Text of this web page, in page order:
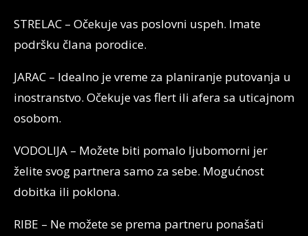
STRELAC – Očekuje vas poslovni uspeh. Imate
podršku člana porodice.
JARAC – Idealno je vreme za planiranje putovanja u
inostranstvo. Očekuje vas flert ili afera sa uticajnom
osobom.
VODOLIJA – Možete biti pomalo ljubomorni jer
želite svog partnera samo za sebe. Mogućnost
dobitka ili poklona.
RIBE – Ne možete se prema partneru ponašati